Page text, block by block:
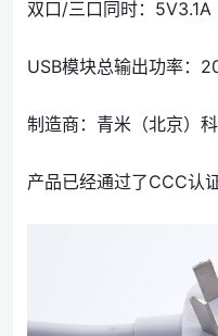
双口/三口同时：5V3.1A
USB模块总输出功率：
制造商：青米（北京）
产品已经通过了CCC认证